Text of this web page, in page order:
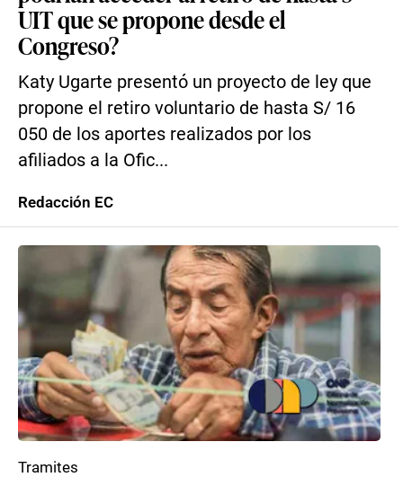
UIT que se propone desde el
Congreso?
Katy Ugarte presentó un proyecto de ley que
propone el retiro voluntario de hasta S/ 16
050 de los aportes realizados por los
afiliados a la Ofic...
Redacción EC
Tramites